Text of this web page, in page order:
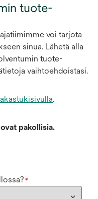
tuote-
voi tarjota
sinua. Lähetä alla
tuote-
vaihtoehdoistasi.
.
pakollisia.
*